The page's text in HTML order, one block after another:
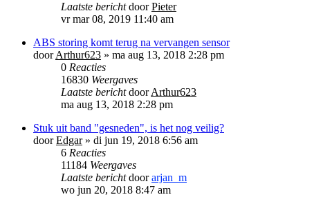
Laatste berichtdoorPieter
vr mar 08, 2019 11:40 am
ABS storing komt terug na vervangen sensor
doorArthur623 » ma aug 13, 2018 2:28 pm
0 Reacties
16830 Weergaves
Laatste berichtdoorArthur623
ma aug 13, 2018 2:28 pm
Stuk uit band "gesneden", is het nog veilig?
doorEdgar» di jun 19, 2018 6:56 am
6 Reacties
11184 Weergaves
Laatste berichtdoorarjan_m
wo jun 20, 2018 8:47 am